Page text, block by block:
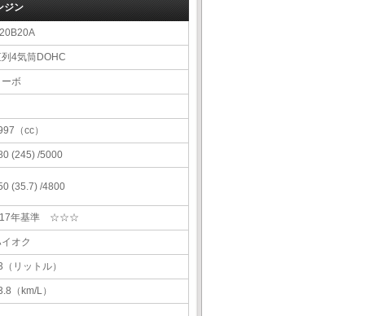
ジン
4気筒DOHC
ボ
（cc）
(245) /5000
(35.7) /4800
年基準 ☆☆☆
オク
（リットル）
（km/L）